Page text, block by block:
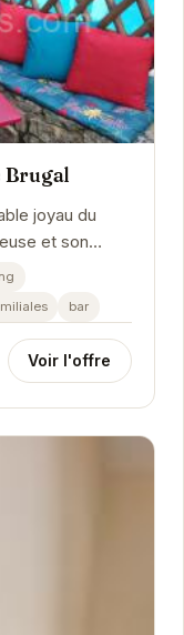
Brugal
joyau du
et son
au...
bar
Voir l'offre